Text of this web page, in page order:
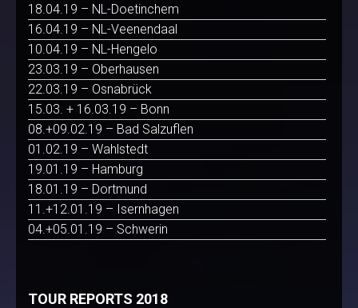
18.04.19 – NL-Doetinchem
16.04.19 – NL-Veenendaal
10.04.19 – NL-Hengelo
23.03.19 – Oberhausen
22.03.19 – Osnabrück
15.03. + 16.03.19 – Bonn
08.+09.02.19 – Bad Salzuflen
01.02.19 – Wahlstedt
19.01.19 – Hamburg
18.01.19 – Dortmund
11.+12.01.19 – Isernhagen
04.+05.01.19 – Schwerin
TOUR REPORTS 2018